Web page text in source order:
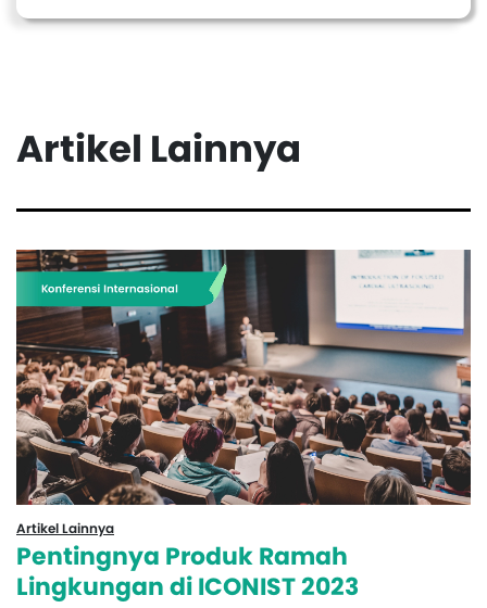
Artikel Lainnya
Artikel Lainnya
Pentingnya Produk Ramah
Lingkungan di ICONIST 2023